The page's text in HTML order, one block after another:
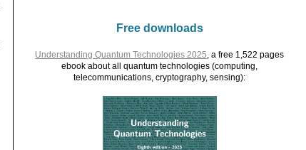
Free downloads
Understanding Quantum Technologies 2025 , a free 1,522 pages
ebook about all quantum technologies (computing,
telecommunications, cryptography, sensing):